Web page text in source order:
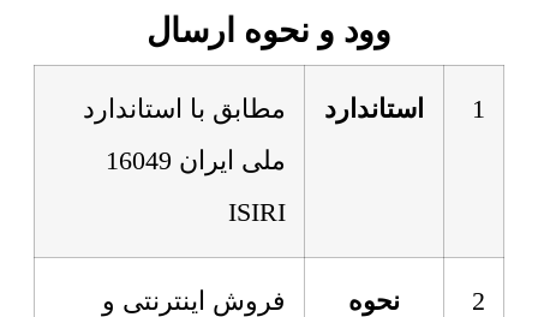
وود و نحوه ارسال
1 استاندارد
مطابق با استاندارد
ملی ایران 16049
ISIRI
2
نحوه
فروش اینترنتی و